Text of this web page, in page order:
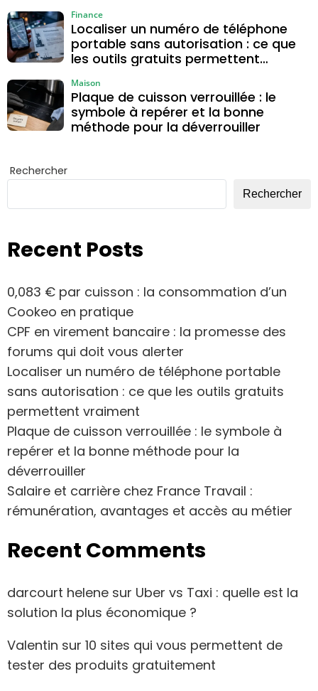
Localiser un numéro de téléphone
portable sans autorisation : ce que
les outils gratuits permettent
Finance
Plaque de cuisson verrouillée : le
symbole à repérer et la bonne
méthode pour la déverrouiller
Maison
Rechercher
Rechercher
Recent Posts
0,083 € par cuisson : la consommation d’un
Cookeo en pratique
CPF en virement bancaire : la promesse des
forums qui doit vous alerter
Localiser un numéro de téléphone portable
sans autorisation : ce que les outils gratuits
permettent vraiment
Plaque de cuisson verrouillée : le symbole à
repérer et la bonne méthode pour la
déverrouiller
Salaire et carrière chez France Travail :
rémunération, avantages et accès au métier
Recent Comments
darcourt helene sur Uber vs Taxi : quelle est la
solution la plus économique ?
Valentin sur 10 sites qui vous permettent de
tester des produits gratuitement